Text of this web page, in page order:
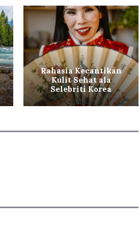
Rahasia Kecantikan
Kulit Sehat ala
Selebriti Korea